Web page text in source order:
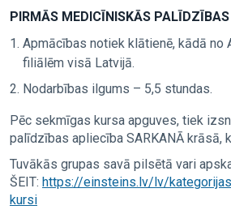
PIRMĀS MEDICĪNISKĀS
Apmācības notiek klātienē, kādā no
filiālēm visā Latvijā.
Nodarbības ilgums – 5,5 stundas.
Pēc sekmīgas kursa apguves, tiek
palīdzības apliecība SARKANĀ krāsā,
Tuvākās grupas savā pilsētā vari
ŠEIT: https://einsteins.lv/lv/
kursi